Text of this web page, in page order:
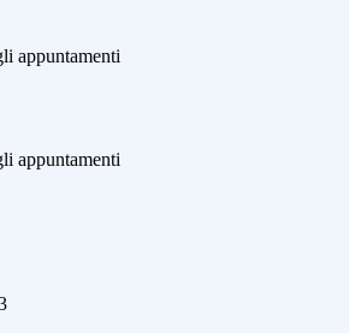
appuntamenti
appuntamenti